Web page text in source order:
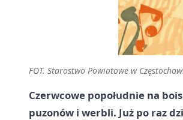
FOT. Starostwo Powiatowe w
Czerwcowe popołudnie na
puzonów i werbli. Już po raz